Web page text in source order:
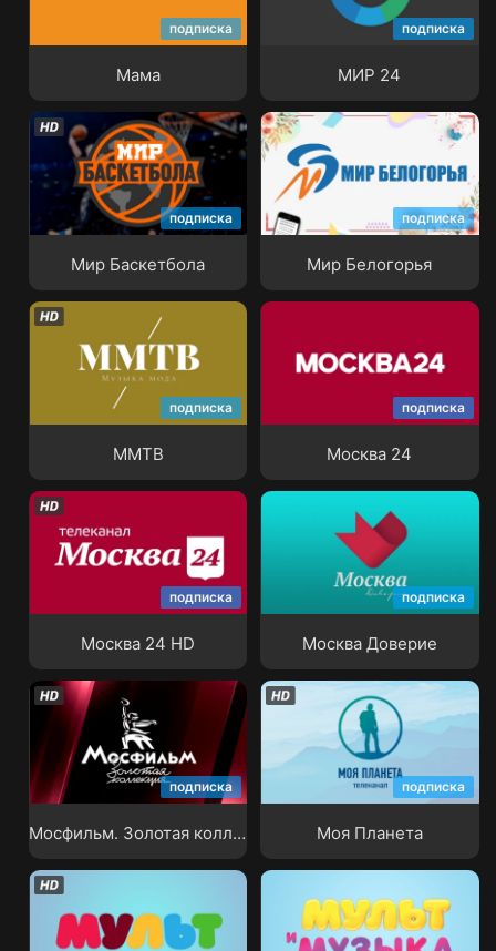
подписка
Мама
подписка
МИР 24
подписка
Мир Баскетбола
Мир Баскетбола
подписка
Мир Белогорья
Мир Белогорья
подписка
ММТВ
подписка
Москва 24
подписка
Москва 24 HD
подписка
Москва Доверие
Москва Доверие
подписка
Мосфильм. Золотая
коллекция
Мосфильм. Золотая коллекция
подписка
Моя Планета
Моя Планета